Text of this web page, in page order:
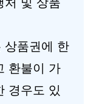
상품권에 한
환불이 가
경우도 있